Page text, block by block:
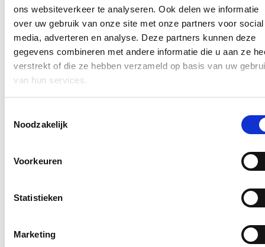
ons websiteverkeer te analyseren. Ook delen we informatie
over uw gebruik van onze site met onze partners voor social
media, adverteren en analyse. Deze partners kunnen deze
gegevens combineren met andere informatie die u aan ze
verstrekt of die ze hebben verzameld op basis van uw
van hun services.
Noodzakelijk
Voorkeuren
Statistieken
Marketing
Behoorlijk veel leerkrachten houden het na 5 jaar jammer genoeg
voor bekeken, in het onderwijs. Dat is natuurlijk bijzonder jammer.’
Blijf je graag op de hoogte?
Ontvang mijn nieuwsbrief.
Ja, ik wens de nieuwsbrief van Loes Vandromme te ontvangen op
Klikhierom de privacyvoorwaarden te raadplegen
Recordaantal West-Vlaamse scholen kiest voor Oog